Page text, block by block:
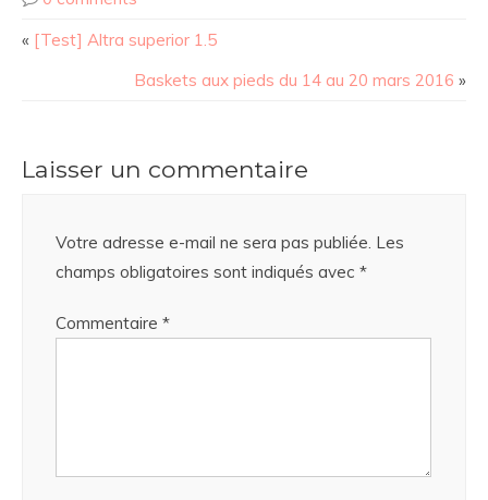
« [Test] Altra superior 1.5
Baskets aux pieds du 14 au 20 mars 2016 »
Laisser un commentaire
Votre adresse e-mail ne sera pas publiée. Les
champs obligatoires sont indiqués avec *
Commentaire *